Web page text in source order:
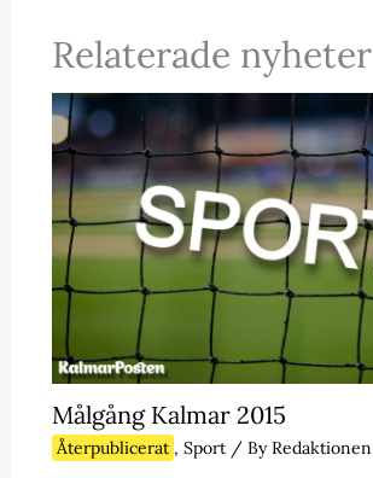
Relaterade nyheter
Målgång Kalmar 2015
Återpublicerat , Sport/ ByRedaktionen